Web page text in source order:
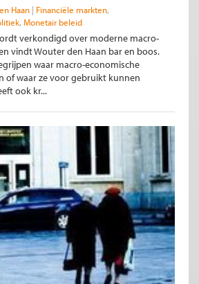
Haan
Financiële markten
Monetair beleid
verkondigd over moderne macro-
vindt Wouter den Haan bar en boos.
waar macro-economische
of waar ze voor gebruikt kunnen
ook kr...